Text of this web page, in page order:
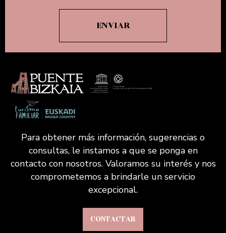
Para obtener más información, sugerencias o
consultas, le instamos a que se ponga en
contacto con nosotros. Valoramos su interés y nos
comprometemos a brindarle un servicio
excepcional.
CONTACTAR